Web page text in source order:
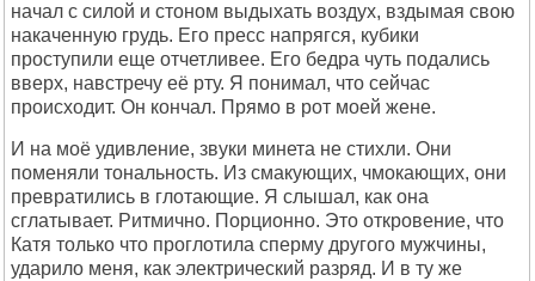
начал с силой и стоном выдыхать воздух, вздымая свою
накаченную грудь. Его пресс напрягся, кубики
проступили еще отчетливее. Его бедра чуть подались
вверх, навстречу её рту. Я понимал, что сейчас
происходит. Он кончал. Прямо в рот моей жене.
И на моё удивление, звуки минета не стихли. Они
поменяли тональность. Из смакующих, чмокающих, они
превратились в глотающие. Я слышал, как она
сглатывает. Ритмично. Порционно. Это откровение, что
Катя только что проглотила сперму другого мужчины,
ударило меня, как электрический разряд. И в ту же